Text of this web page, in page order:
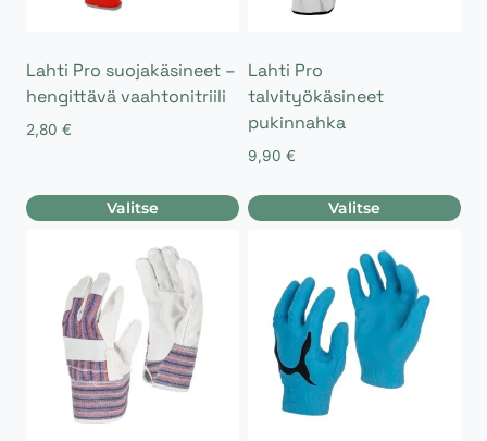
Lahti Pro suojakäsineet –
hengittävä vaahtonitriili
2,80 €
Valitse
useampi
muunnelma.
tehdä
valinnat
Lahti Pro
talvityökäsineet
pukinnahka
9,90 €
Valitse
useampi
muunnelma.
Voit
tehdä
valinnat